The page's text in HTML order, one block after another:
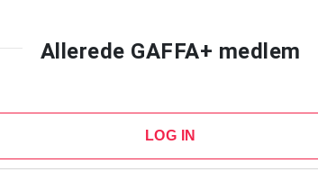
Allerede GAFFA+ medlem
LOG IN